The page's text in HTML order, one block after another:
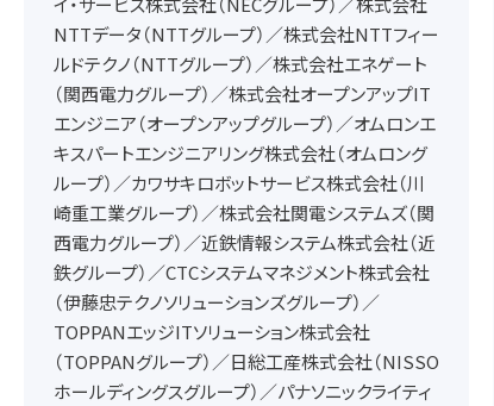
NTTデータ（NTTグループ）／株式会社NTTフィー
ルドテクノ（NTTグループ）／株式会社エネゲート
（関西電力グループ）／株式会社オープンアップIT
エンジニア（オープンアップグループ）／オムロンエ
キスパートエンジニアリング株式会社（オムロング
ループ）／カワサキロボットサービス株式会社（川
崎重工業グループ）／株式会社関電システムズ（関
西電力グループ）／近鉄情報システム株式会社（近
鉄グループ）／CTCシステムマネジメント株式会社
（伊藤忠テクノソリューションズグループ）／
TOPPANエッジITソリューション株式会社
（TOPPANグループ）／日総工産株式会社（NISSO
ホールディングスグループ）／パナソニックライティ